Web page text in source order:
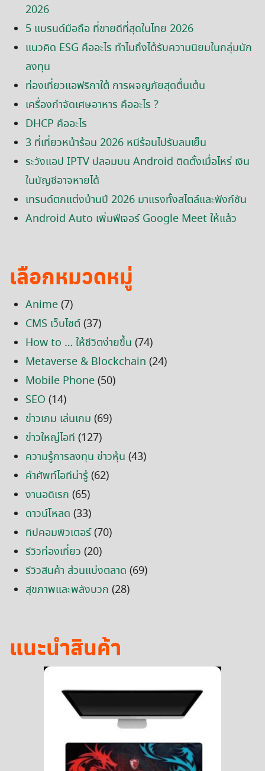
2026
5 แบรนด์มือถือ ที่ขายดีที่สุดในไทย 2026
แนวคิด ESG คืออะไร ทำไมถึงได้รับความนิยมในกลุ่มนัก
ลงทุน
ท่องเที่ยวแอฟริกาใต้ การผจญภัยสุดตื่นเต้น
เครื่องกำจัดเศษอาหาร คืออะไร ?
DHCP คืออะไร
3 ที่เที่ยวหน้าร้อน 2026 หนีร้อนไปรับลมเย็น
ระวังแอป IPTV ปลอมบน Android ติดตั้งเมื่อไหร่ เงิน
ในบัญชีอาจหายได้
เทรนด์ตกแต่งบ้านปี 2026 มาแรงทั้งสไตล์และฟังก์ชัน
Android Auto เพิ่มฟีเจอร์ Google Meet ให้แล้ว
เลือกหมวดหมู่
Anime(7)
CMS เว็บไซต์(37)
How to … ให้ชีวิตง่ายขึ้น (74)
Metaverse & Blockchain (24)
Mobile Phone(50)
SEO (14)
ข่าวเกม เล่นเกม (69)
ข่าวใหญ่ไอที (127)
ความรู้การลงทุน ข่าวหุ้น (43)
คำศัพท์ไอทีน่ารู้(62)
งานอดิเรก (65)
ดาวน์โหลด (33)
ทิปคอมพิวเตอร์(70)
รีวิวท่องเที่ยว (20)
รีวิวสินค้า ส่วนแบ่งตลาด (69)
สุขภาพและพลังบวก (28)
แนะนำสินค้า